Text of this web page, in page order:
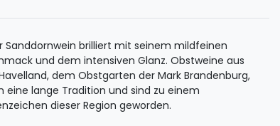
Sanddornwein brilliert mit seinem mildfeinen
und dem intensiven Glanz. Obstweine aus
dem Obstgarten der Mark Brandenburg,
eine lange Tradition und sind zu einem
dieser Region geworden.